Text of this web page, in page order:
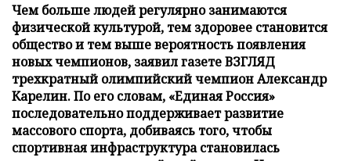
Чем больше людей регулярно занимаются
физической культурой, тем здоровее становится
общество и тем выше вероятность появления
новых чемпионов, заявил газете ВЗГЛЯД
трехкратный олимпийский чемпион Александр
Карелин. По его словам, «Единая Россия»
последовательно поддерживает развитие
массового спорта, добиваясь того, чтобы
спортивная инфраструктура становилась